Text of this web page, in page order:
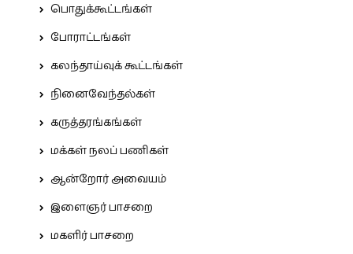
பொதுக்கூட்டங்கள்
போராட்டங்கள்
கலந்தாய்வுக் கூட்டங்கள்
நினைவேந்தல்கள்
கருத்தரங்கங்கள்
மக்கள் நலப் பணிகள்
ஆன்றோர் அவையம்
இளைஞர் பாசறை
மகளிர் பாசறை